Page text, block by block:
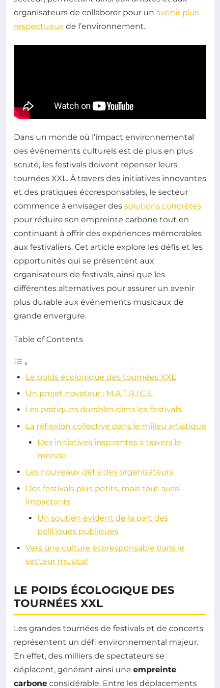
organisateurs de collaborer pour un avenir plus
respectueux de l’environnement.
Dans un monde où l’impact environnemental
des événements culturels est de plus en plus
scruté, les festivals doivent repenser leurs
tournées XXL. À travers des initiatives innovantes
et des pratiques écoresponsables, le secteur
commence à envisager des solutions concrètes
pour réduire son empreinte carbone tout en
continuant à offrir des expériences mémorables
aux festivaliers. Cet article explore les défis et les
opportunités qui se présentent aux
organisateurs de festivals, ainsi que les
différentes alternatives pour assurer un avenir
plus durable aux événements musicaux de
grande envergure.
Table of Contents
Le poids écologique des tournées XXL
Un projet novateur : M.A.T.R.I.C.E.
Les pratiques durables dans les festivals
La réflexion collective dans le milieu artistique
Des initiatives inspirantes à travers le
monde
Les nouveaux défis des organisateurs
Des festivals plus petits, mais tout aussi
impactants
Un soutien évident de la part des
politiques publiques
Vers une culture écoresponsable dans le
secteur musical
LE POIDS ÉCOLOGIQUE DES
TOURNÉES XXL
Les grandes tournées de festivals et de concerts
représentent un défi environnemental majeur.
En effet, des milliers de spectateurs se
déplacent, générant ainsi une empreinte
carbone considérable. Entre les déplacements